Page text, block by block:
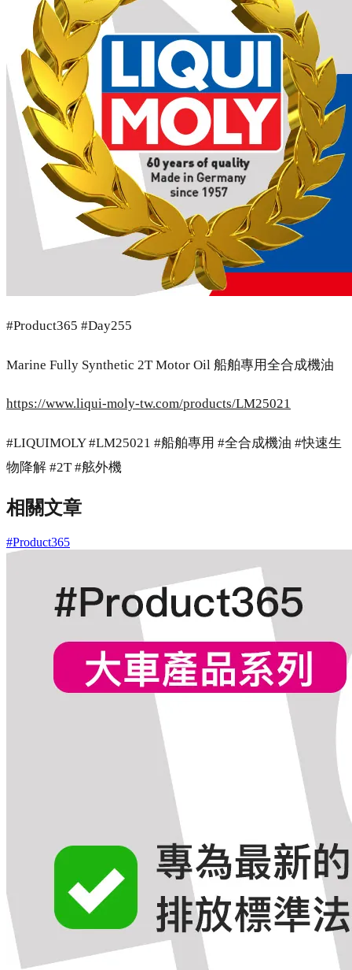
#Product365 #Day255
Marine Fully Synthetic 2T Motor Oil 船舶專用全合成機油
https://www.liqui-moly-tw.com/products/LM25021
#LIQUIMOLY #LM25021 #船舶專用 #全合成機油 #快速生
物降解 #2T #舷外機
相關文章
#Product365